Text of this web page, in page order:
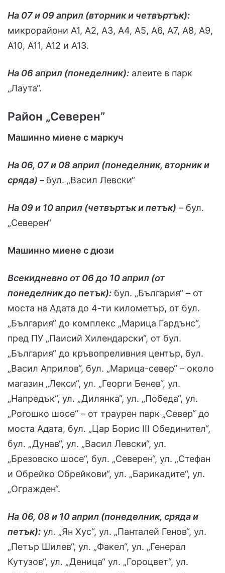
На 07 и 09 април (вторник и четвъртък):
микрорайони А1, А2, А3, А4, А5, А6, А7, А8, А9,
А10, А11, А12 и А13.
На 06 април (понеделник): алеите в парк
„Лаута“.
Район „Северен”
Машинно миене с маркуч
На 06, 07 и 08 април (понеделник, вторник и
сряда) – бул. „Васил Левски“
На 09 и 10 април (четвъртък и петък) – бул.
„Северен“
Машинно миене с дюзи
Всекидневно от 06 до 10 април (от
понеделник до петък): бул. „България“ – от
моста на Адата до 4-ти километър, от бул.
„България“ до комплекс „Марица Гардънс“,
пред ПУ „Паисий Хилендарски“, от бул.
„България“ до кръвопреливния център, бул.
„Васил Априлов“, бул. „Марица-север“ – около
магазин „Лекси“, ул. „Георги Бенев“, ул.
„Напредък“, ул. „Дилянка“, ул. „Победа“, ул.
„Рогошко шосе“ – от траурен парк „Север“ до
моста Адата, бул. „Цар Борис ІІІ Обединител“,
бул. „Дунав“, ул. „Васил Левски“, ул.
„Брезовско шосе“, бул. „Северен“, ул. „Стефан
и Обрейко Обрейкови“, ул. „Барикадите“, ул.
„Огражден“.
На 06, 08 и 10 април (понеделник, сряда и
петък): ул. „Ян Хус“, ул. „Панталей Генов“, ул.
„Петър Шилев“, ул. „Факел“, ул. „Генерал
Кутузов“, ул. „Деница“ ул. „Гороцвет“, ул.